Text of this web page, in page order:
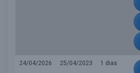
24/04/2026 25/04/2023
1 dias